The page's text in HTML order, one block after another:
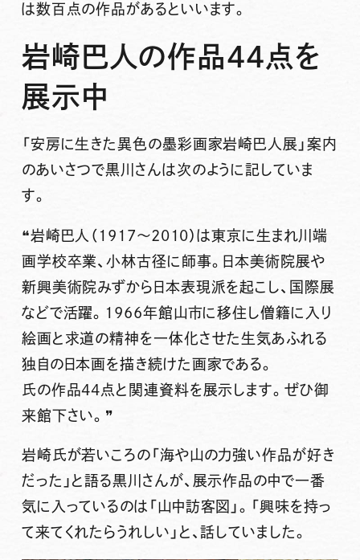
は数百点の作品があるといいます。
岩崎巴人の作品44点を
展示中
「安房に生きた異色の墨彩画家岩崎巴人展」案内
のあいさつで黒川さんは次のように記していま
す。
❝岩崎巴人（1917～2010）は東京に生まれ川端
画学校卒業、小林古径に師事。日本美術院展や
新興美術院みずから日本表現派を起こし、国際展
などで活躍。1966年館山市に移住し僧籍に入り
絵画と求道の精神を一体化させた生気あふれる
独自の日本画を描き続けた画家である。
氏の作品44点と関連資料を展示します。ぜひ御
来館下さい。❞
岩崎氏が若いころの「海や山の力強い作品が好き
だった」と語る黒川さんが、展示作品の中で一番
気に入っているのは「山中訪客図」。「興味を持っ
て来てくれたらうれしい」と、話していました。